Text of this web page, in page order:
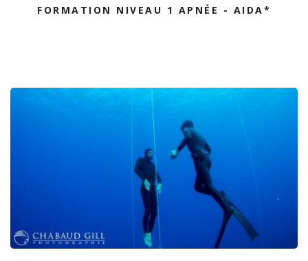
FORMATION NIVEAU 1 APNÉE - AIDA*